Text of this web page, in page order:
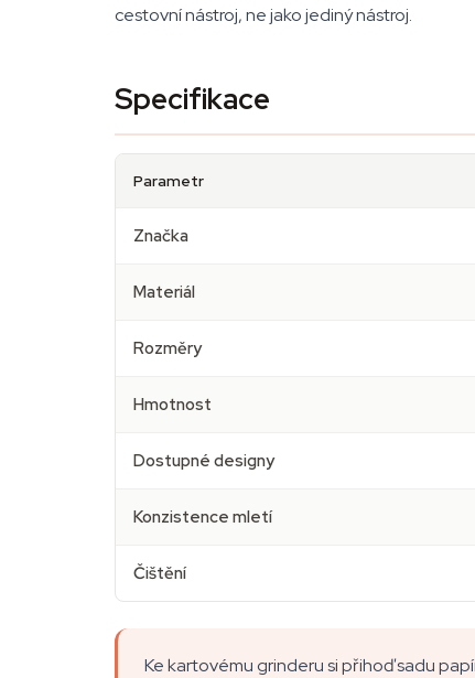
cestovní nástroj, ne jako jediný nástroj.
Specifikace
Parametr
Značka
Materiál
Rozměry
Hmotnost
Dostupné designy
Konzistence mletí
Čištění
Ke kartovému grinderu si přihoď sadu